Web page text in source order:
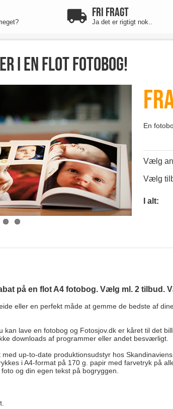
FRI FRAGT
Ja det er rigtigt nok..
i en flot fotobog!
En
Vælg
Vælg
I alt:
på en flot A4 fotobog. Vælg ml. 2 tilbud.
eller en perfekt måde at gemme de bedste af
kan lave en fotobog og Fotosjov.dk er kåret til det
downloads af programmer eller andet besværligt.
up-to-date produktionsudstyr hos
i A4-format på 170 g. papir med farvetryk på
og din egen tekst på bogryggen.